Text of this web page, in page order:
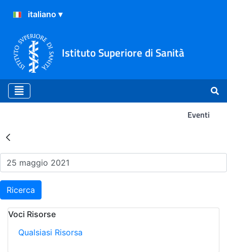
Istituto Superiore di Sanità
Eventi
Risultati della Ricerca -
Ricerca
Voci Risorse
Qualsiasi Risorsa